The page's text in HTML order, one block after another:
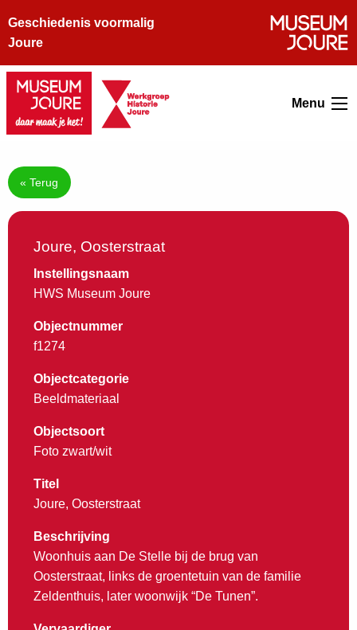
Geschiedenis voormalig
Joure
Menu
« Terug
Joure, Oosterstraat
Instellingsnaam
HWS Museum Joure
Objectnummer
f1274
Objectcategorie
Beeldmateriaal
Objectsoort
Foto zwart/wit
Titel
Joure, Oosterstraat
Beschrijving
Woonhuis aan De Stelle bij de brug van
Oosterstraat, links de groentetuin van de familie
Zeldenthuis, later woonwijk “De Tunen”.